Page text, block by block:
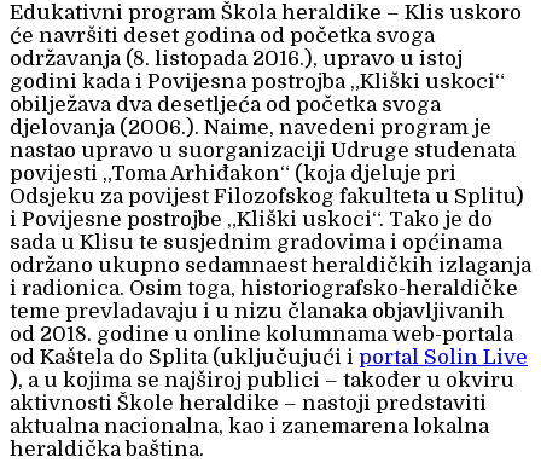
Edukativni program Škola heraldike – Klis uskoro
će navršiti deset godina od početka svoga
održavanja (8. listopada 2016.), upravo u istoj
godini kada i Povijesna postrojba „Kliški uskoci“
obilježava dva desetljeća od početka svoga
djelovanja (2006.). Naime, navedeni program je
nastao upravo u suorganizaciji Udruge studenata
povijesti „Toma Arhiđakon“ (koja djeluje pri
Odsjeku za povijest Filozofskog fakulteta u Splitu)
i Povijesne postrojbe „Kliški uskoci“. Tako je do
sada u Klisu te susjednim gradovima i općinama
održano ukupno sedamnaest heraldičkih izlaganja
i radionica. Osim toga, historiografsko-heraldičke
teme prevladavaju i u nizu članaka objavljivanih
od 2018. godine u online kolumnama web-portala
od Kaštela do Splita (uključujući i portal Solin Live
), a u kojima se najširoj publici – također u okviru
aktivnosti Škole heraldike – nastoji predstaviti
aktualna nacionalna, kao i zanemarena lokalna
heraldička baština.